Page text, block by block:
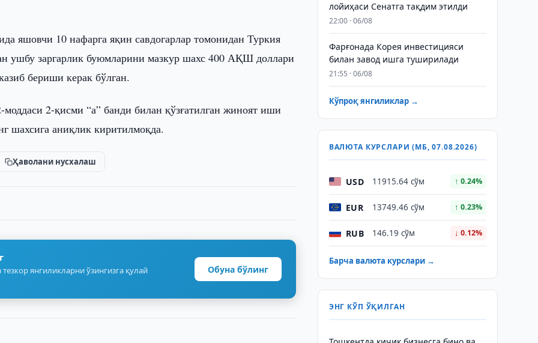
яшовчи 10 нафарга яқин савдогарлар томонидан Туркия
ушбу заргарлик буюмларини мазкур шахс 400 АҚШ доллари
бериши керак бўлган.
2-қисми “а” банди билан қўзғатилган жиноят иши
шахсига аниқлик киритилмоқда.
Ҳаволани нусхалаш
янгиликларни ўзингизга қулай Обуна бўлинг
лойиҳаси Сенатга тақдим этилди
22:00 · 06/08
Фарғонада Корея инвестицияси
билан завод ишга туширилади
21:55 · 06/08
Кўпроқ янгиликлар →
ВАЛЮТА КУРСЛАРИ (МБ, 07.08.2026)
USD 11915.64 сўм ↑ 0.24%
EUR 13749.46 сўм ↑ 0.23%
RUB 146.19 сўм ↓ 0.12%
Барча валюта курслари →
ЭНГ КЎП ЎҚИЛГАН